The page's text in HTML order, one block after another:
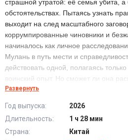
страшной утратой: её семья убита, а
обстоятельствах. Пытаясь узнать
выходит на след масштабного
коррумпированные чиновники и
начиналось как личное
Мулань в путь мести и
действовать одной, полагаясь
воинский опыт. Но сможет ли она
тех, кто разрушил её дом?
Мулан: Разгорающееся
качестве
Развернуть
Год выпуска:
2026
Длительность:
1 ч 28 мин
Страна:
Китай